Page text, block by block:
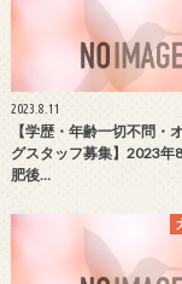
2023.8.11
【学歴・年齢一切不問・
グスタッフ募集】2023年8
肥後…